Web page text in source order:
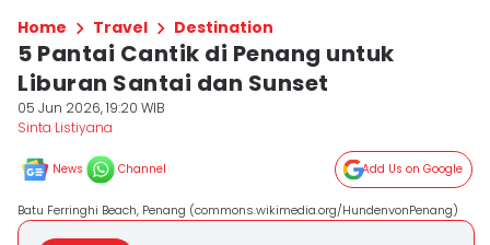
Home Travel Destination
5 Pantai Cantik di Penang untuk
Liburan Santai dan Sunset
05 Jun 2026, 19:20 WIB
Sinta Listiyana
News Channel Add Us on Google
Batu Ferringhi Beach, Penang (commons.wikimedia.org/HundenvonPenang)